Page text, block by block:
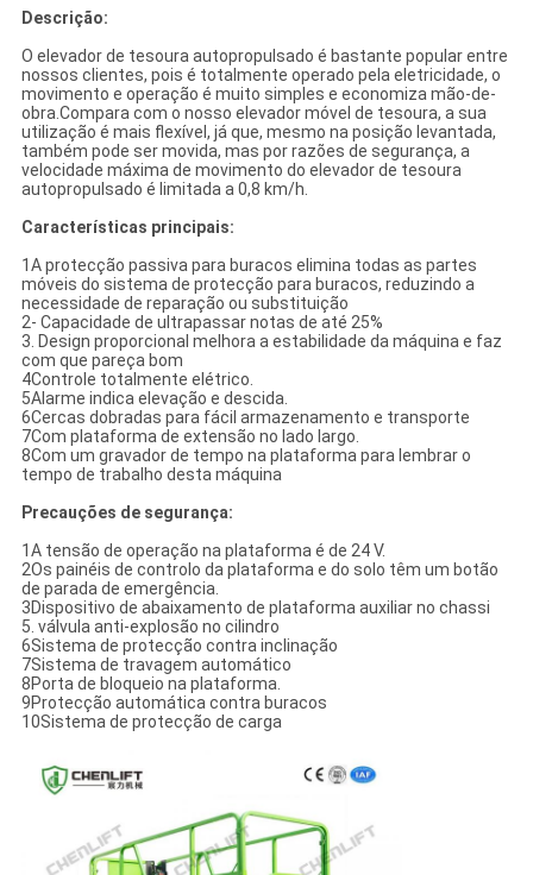
Descrição:
O elevador de tesoura autopropulsado é bastante popular entre
nossos clientes, pois é totalmente operado pela eletricidade, o
movimento e operação é muito simples e economiza mão-de-
obra.Compara com o nosso elevador móvel de tesoura, a sua
utilização é mais flexível, já que, mesmo na posição levantada,
também pode ser movida, mas por razões de segurança, a
velocidade máxima de movimento do elevador de tesoura
autopropulsado é limitada a 0,8 km/h.
Características principais:
1A protecção passiva para buracos elimina todas as partes
móveis do sistema de protecção para buracos, reduzindo a
necessidade de reparação ou substituição
2- Capacidade de ultrapassar notas de até 25%
3. Design proporcional melhora a estabilidade da máquina e faz
com que pareça bom
4Controle totalmente elétrico.
5Alarme indica elevação e descida.
6Cercas dobradas para fácil armazenamento e transporte
7Com plataforma de extensão no lado largo.
8Com um gravador de tempo na plataforma para lembrar o
tempo de trabalho desta máquina
Precauções de segurança:
1A tensão de operação na plataforma é de 24 V.
2Os painéis de controlo da plataforma e do solo têm um botão
de parada de emergência.
3Dispositivo de abaixamento de plataforma auxiliar no chassi
5. válvula anti-explosão no cilindro
6Sistema de protecção contra inclinação
7Sistema de travagem automático
8Porta de bloqueio na plataforma.
9Protecção automática contra buracos
10Sistema de protecção de carga